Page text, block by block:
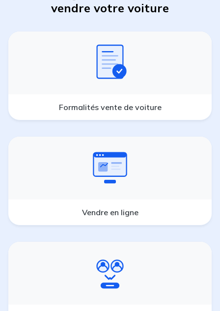
vendre votre voiture
Formalités vente de voiture
Vendre en ligne